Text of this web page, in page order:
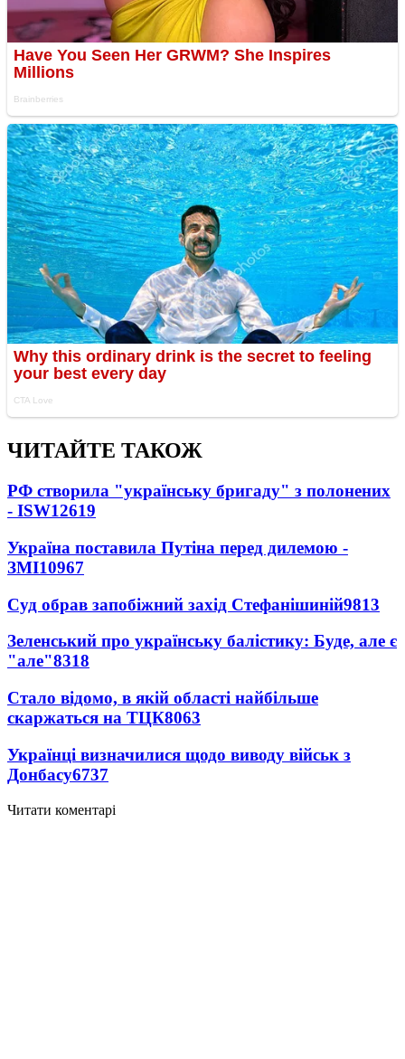
ЧИТАЙТЕ ТАКОЖ
РФ створила "українську бригаду" з полонених
- ISW12619
Україна поставила Путіна перед дилемою -
ЗМІ10967
Суд обрав запобіжний захід Стефанішиній9813
Зеленський про українську балістику: Буде, але є
"але"8318
Стало відомо, в якій області найбільше
скаржаться на ТЦК8063
Українці визначилися щодо виводу військ з
Донбасу6737
Читати коментарі